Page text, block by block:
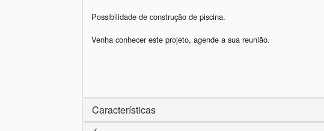
Possibilidade de construção de piscina.
Venha conhecer este projeto, agende a sua reunião.
Características